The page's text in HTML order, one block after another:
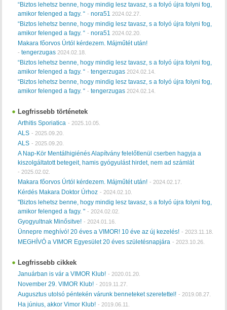
“Biztos lehetsz benne, hogy mindig lesz tavasz, s a folyó újra folyni fog,
amikor felenged a fagy. “ -nora51 2024.02.27.
“Biztos lehetsz benne, hogy mindig lesz tavasz, s a folyó újra folyni fog,
amikor felenged a fagy. “ -nora51 2024.02.20.
Makara főorvos Úrtól kérdezem. Májműtét után!
-tengerzugas 2024.02.18.
“Biztos lehetsz benne, hogy mindig lesz tavasz, s a folyó újra folyni fog,
amikor felenged a fagy. “ -tengerzugas 2024.02.14.
“Biztos lehetsz benne, hogy mindig lesz tavasz, s a folyó újra folyni fog,
amikor felenged a fagy. “ -tengerzugas 2024.02.14.
Legfrissebb történetek
Arthitis Sporiatica - 2025.10.05.
ALS - 2025.09.20.
ALS - 2025.09.20.
A Nap-Kör Mentálhigiénés Alapítvány felelőtlenül cserben hagyja a
kiszolgáltatott betegeit, hamis gyógyulást hirdet, nem ad számlát
- 2025.02.02.
Makara főorvos Úrtól kérdezem. Májműtét után! - 2024.02.17.
Kérdés Makara Doktor Úrhoz - 2024.02.10.
"Biztos lehetsz benne, hogy mindig lesz tavasz, s a folyó újra folyni fog,
amikor felenged a fagy. " - 2024.02.02.
Gyogyultnak Minősitve! - 2024.01.16.
Ünnepre meghívó! 20 éves a VIMOR! 10 éve az új kezelés! - 2023.11.18.
MEGHÍVÓ a VIMOR Egyesület 20 éves születésnapjára - 2023.10.26.
Legfrissebb cikkek
Januárban is vár a VIMOR Klub! - 2020.01.20.
November 29. VIMOR Klub! - 2019.11.27.
Augusztus utolsó péntekén várunk benneteket szeretettel! - 2019.08.27.
Ha június, akkor Vimor Klub! - 2019.06.11.